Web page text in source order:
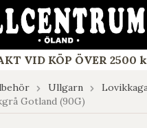
VID KÖP ÖVER 2500
Ullgarn
Gotland (90G)